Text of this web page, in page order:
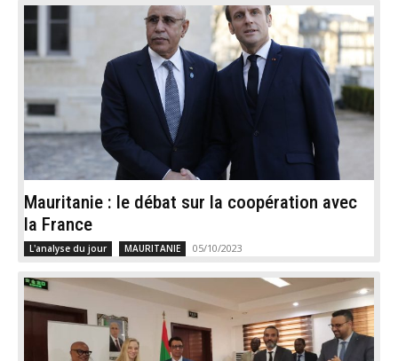
Mauritanie : le débat sur la coopération avec
la France
L'analyse du jour MAURITANIE 05/10/2023